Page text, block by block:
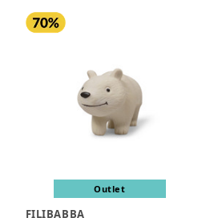
Outlet
FILIBABBA